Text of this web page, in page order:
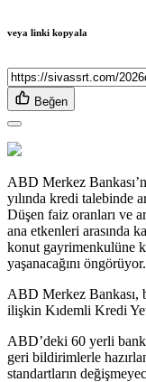
veya linki kopyala
Beğen
ABD Merkez
yılında kredi talebinde
Düşen faiz oranları ve
ana etkenleri arasında
konut gayrimenkulüne
yaşanacağını öngörüyor.
ABD Merkez Bankası,
ilişkin Kıdemli Kredi
ABD’deki 60 yerli
geri bildirimlerle
standartların